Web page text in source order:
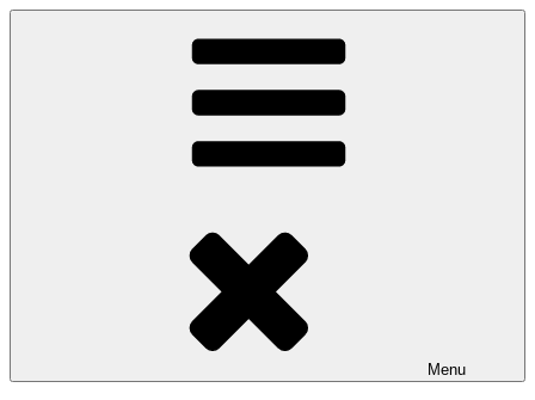
Přejít
Menu